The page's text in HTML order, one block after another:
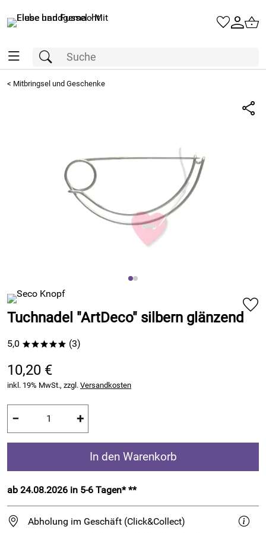
< Mitbringsel und Geschenke
Tuchnadel "ArtDeco" silbern glänzend
5,0 ***** (3)
10,20 €
inkl. 19% MwSt., zzgl. Versandkosten
− +
In den Warenkorb
ab 24.08.2026 in 5-6 Tagen* **
Abholung im Geschäft (Click&Collect)